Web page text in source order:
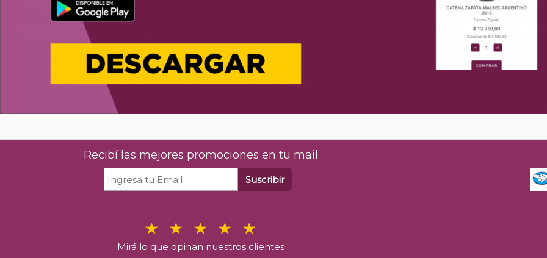
Recibí las mejores promociones en tu mail
Suscribir
Mirá lo que opinan nuestros clientes